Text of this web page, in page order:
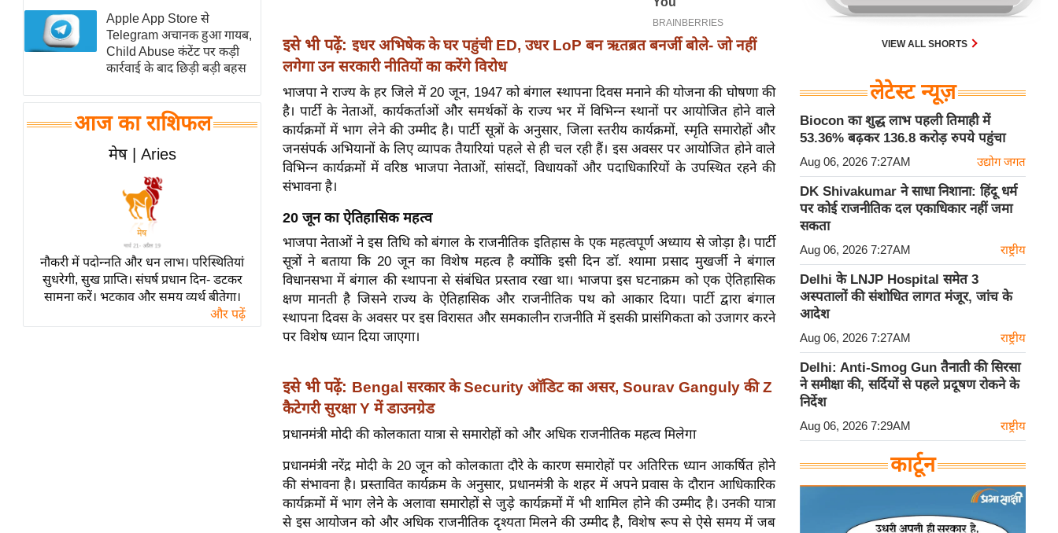
मातृभूमि
स्तंभ
आई.
चाय पर
समीक्षा
धर्मस्थल
व्रत
Apple App Store से
Telegram अचानक हुआ गायब,
Child Abuse कंटेंट पर कड़ी
कार्रवाई के बाद छिड़ी बड़ी बहस
आज का राशिफल
मेष | Aries
नौकरी में पदोन्नति और धन लाभ। परिस्थितियां
सुधरेगी, सुख प्राप्ति। संघर्ष प्रधान दिन- डटकर
सामना करें। भटकाव और समय व्यर्थ बीतेगा।
और पढ़ें
इसे भी पढ़ें: इधर अभिषेक के घर पहुंची ED, उधर LoP बन ऋतब्रत बनर्जी बोले- जो नहीं
लगेगा उन सरकारी नीतियों का करेंगे विरोध
भाजपा ने राज्य के हर जिले में 20 जून, 1947 को बंगाल स्थापना दिवस मनाने की योजना की घोषणा की
है। पार्टी के नेताओं, कार्यकर्ताओं और समर्थकों के राज्य भर में विभिन्न स्थानों पर आयोजित होने वाले
कार्यक्रमों में भाग लेने की उम्मीद है। पार्टी सूत्रों के अनुसार, जिला स्तरीय कार्यक्रमों, स्मृति समारोहों और
जनसंपर्क अभियानों के लिए व्यापक तैयारियां पहले से ही चल रही हैं। इस अवसर पर आयोजित होने वाले
विभिन्न कार्यक्रमों में वरिष्ठ भाजपा नेताओं, सांसदों, विधायकों और पदाधिकारियों के उपस्थित रहने की
संभावना है।
20 जून का ऐतिहासिक महत्व
भाजपा नेताओं ने इस तिथि को बंगाल के राजनीतिक इतिहास के एक महत्वपूर्ण अध्याय से जोड़ा है। पार्टी
सूत्रों ने बताया कि 20 जून का विशेष महत्व है क्योंकि इसी दिन डॉ. श्यामा प्रसाद मुखर्जी ने बंगाल
विधानसभा में बंगाल की स्थापना से संबंधित प्रस्ताव रखा था। भाजपा इस घटनाक्रम को एक ऐतिहासिक
क्षण मानती है जिसने राज्य के ऐतिहासिक और राजनीतिक पथ को आकार दिया। पार्टी द्वारा बंगाल
स्थापना दिवस के अवसर पर इस विरासत और समकालीन राजनीति में इसकी प्रासंगिकता को उजागर करने
पर विशेष ध्यान दिया जाएगा।
इसे भी पढ़ें: Bengal सरकार के Security ऑडिट का असर, Sourav Ganguly की Z
कैटेगरी सुरक्षा Y में डाउनग्रेड
प्रधानमंत्री मोदी की कोलकाता यात्रा से समारोहों को और अधिक राजनीतिक महत्व मिलेगा
प्रधानमंत्री नरेंद्र मोदी के 20 जून को कोलकाता दौरे के कारण समारोहों पर अतिरिक्त ध्यान आकर्षित होने
की संभावना है। प्रस्तावित कार्यक्रम के अनुसार, प्रधानमंत्री के शहर में अपने प्रवास के दौरान आधिकारिक
कार्यक्रमों में भाग लेने के अलावा समारोहों से जुड़े कार्यक्रमों में भी शामिल होने की उम्मीद है। उनकी यात्रा
से इस आयोजन को और अधिक राजनीतिक दृश्यता मिलने की उम्मीद है, विशेष रूप से ऐसे समय में जब
VIEW ALL SHORTS
लेटेस्ट न्यूज़
Biocon का शुद्ध लाभ पहली तिमाही में
53.36% बढ़कर 136.8 करोड़ रुपये पहुंचा
Aug 06, 2026 7:27AM उद्योग जगत
DK Shivakumar ने साधा निशाना: हिंदू धर्म
पर कोई राजनीतिक दल एकाधिकार नहीं जमा
सकता
Aug 06, 2026 7:27AM राष्ट्रीय
Delhi के LNJP Hospital समेत 3
अस्पतालों की संशोधित लागत मंजूर, जांच के
आदेश
Aug 06, 2026 7:27AM राष्ट्रीय
Delhi: Anti-Smog Gun तैनाती की सिरसा
ने समीक्षा की, सर्दियों से पहले प्रदूषण रोकने के
निर्देश
Aug 06, 2026 7:29AM राष्ट्रीय
कार्टून